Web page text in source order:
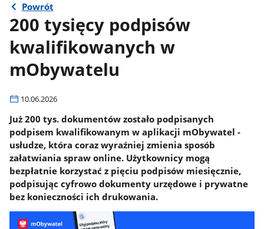
Powrót
200 tysięcy podpisów
kwalifikowanych w
mObywatelu
10.06.2026
Już 200 tys. dokumentów zostało podpisanych
podpisem kwalifikowanym w aplikacji mObywatel -
usłudze, która coraz wyraźniej zmienia sposób
załatwiania spraw online. Użytkownicy mogą
bezpłatnie korzystać z pięciu podpisów miesięcznie,
podpisując cyfrowo dokumenty urzędowe i prywatne
bez konieczności ich drukowania.